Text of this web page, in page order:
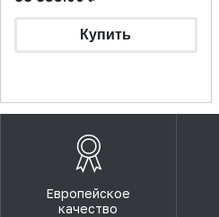
Европейское
качество